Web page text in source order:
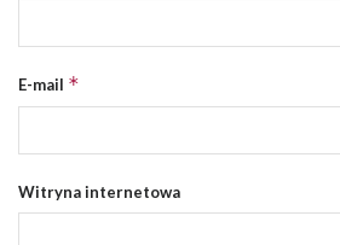
E-mail *
Witryna internetowa